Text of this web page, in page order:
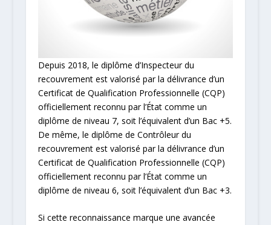
Depuis 2018, le diplôme d’Inspecteur du
recouvrement est valorisé par la délivrance d’un
Certificat de Qualification Professionnelle (CQP)
officiellement reconnu par l’État comme un
diplôme de niveau 7, soit l’équivalent d’un Bac +5.
De même, le diplôme de Contrôleur du
recouvrement est valorisé par la délivrance d’un
Certificat de Qualification Professionnelle (CQP)
officiellement reconnu par l’État comme un
diplôme de niveau 6, soit l’équivalent d’un Bac +3.
Si cette reconnaissance marque une avancée